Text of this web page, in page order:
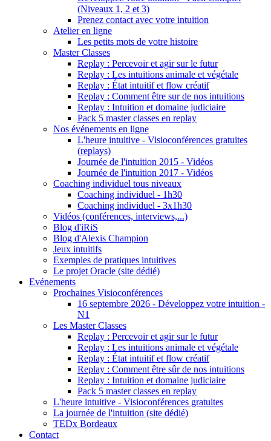
(Niveaux 1, 2 et 3)
Prenez contact avec votre intuition
Atelier en ligne
Les petits mots de votre histoire
Master Classes
Replay : Percevoir et agir sur le futur
Replay : Les intuitions animale et végétale
Replay : État intuitif et flow créatif
Replay : Comment être sur de nos intuitions
Replay : Intuition et domaine judiciaire
Pack 5 master classes en replay
Nos événements en ligne
L'heure intuitive - Visioconférences gratuites
(replays)
Journée de l'intuition 2015 - Vidéos
Journée de l'intuition 2017 - Vidéos
Coaching individuel tous niveaux
Coaching individuel - 1h30
Coaching individuel - 3x1h30
Vidéos (conférences, interviews,...)
Blog d'iRiS
Blog d'Alexis Champion
Jeux intuitifs
Exemples de pratiques intuitives
Le projet Oracle (site dédié)
Evénements
Prochaines Visioconférences
16 septembre 2026 - Développez votre intuition -
N1
Les Master Classes
Replay : Percevoir et agir sur le futur
Replay : Les intuitions animale et végétale
Replay : État intuitif et flow créatif
Replay : Comment être sûr de nos intuitions
Replay : Intuition et domaine judiciaire
Pack 5 master classes en replay
L'heure intuitive - Visioconférences gratuites
La journée de l'intuition (site dédié)
TEDx Bordeaux
Contact